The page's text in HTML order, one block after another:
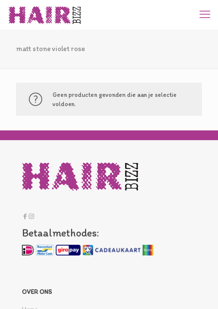
matt stone violet rose
Geen producten gevonden die aan je selectie
voldoen.
Betaalmethodes:
OVER ONS